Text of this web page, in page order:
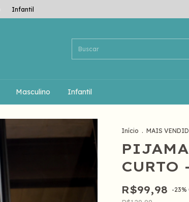
Infantil
Masculino Infantil
Início . MAIS
CURTO
R$99,98 -23%